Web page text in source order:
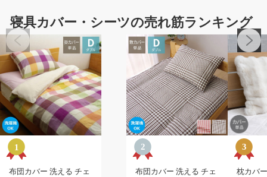
寝具カバー・シーツの売れ筋ランキング
布団カバー 洗える チェ
布団カバー 洗える チェ
枕カバ